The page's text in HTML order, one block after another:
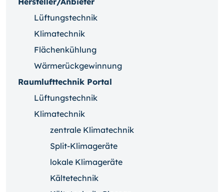
Lüftungstechnik
Klimatechnik
Flächenkühlung
Wärmerückgewinnung
Raumlufttechnik Portal
Lüftungstechnik
Klimatechnik
zentrale Klimatechnik
Split-Klimageräte
lokale Klimageräte
Kältetechnik